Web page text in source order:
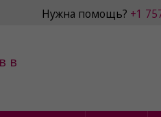
Нужна помощь? +1
в